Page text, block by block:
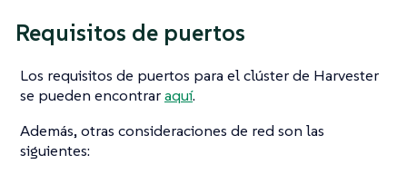
Requisitos de puertos
Los requisitos de puertos para el clúster de Harvester
se pueden encontraraquí.
Además, otras consideraciones de red son las
siguientes: